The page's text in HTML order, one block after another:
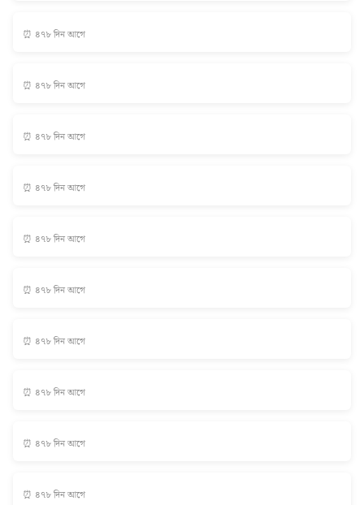
⏰ ৪৭৮ দিন আগে
⏰ ৪৭৮ দিন আগে
⏰ ৪৭৮ দিন আগে
⏰ ৪৭৮ দিন আগে
⏰ ৪৭৮ দিন আগে
⏰ ৪৭৮ দিন আগে
⏰ ৪৭৮ দিন আগে
⏰ ৪৭৮ দিন আগে
⏰ ৪৭৮ দিন আগে
⏰ ৪৭৮ দিন আগে